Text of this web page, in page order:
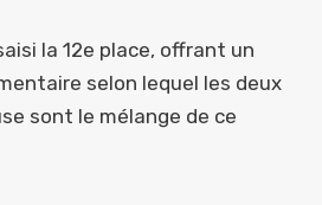
la 12e place, offrant un
selon lequel les deux
sont le mélange de ce